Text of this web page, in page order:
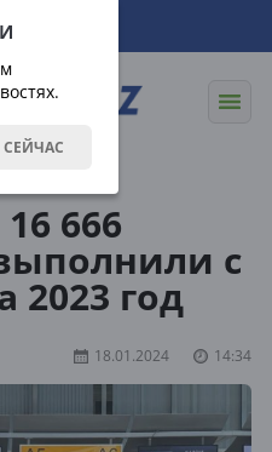
СЕЙЧАС
666
с
2023 год
18.01.2024 14:34